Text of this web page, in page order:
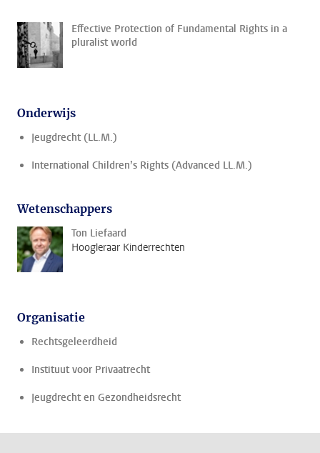
Effective Protection of Fundamental Rights in a
pluralist world
Onderwijs
Jeugdrecht (LL.M.)
International Children’s Rights (Advanced LL.M.)
Wetenschappers
Ton Liefaard
Hoogleraar Kinderrechten
Organisatie
Rechtsgeleerdheid
Instituut voor Privaatrecht
Jeugdrecht en Gezondheidsrecht